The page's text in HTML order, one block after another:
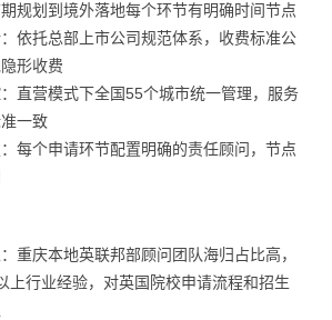
规划到境外落地每个环节有明确时间节点
依托总部上市公司规范体系，收费标准公
形收费
直营模式下全国55个城市统一管理，服务
一致
每个申请环节配置明确的责任顾问，节点
重庆本地英联邦部顾问团队海归占比高，
上行业经验，对英国院校申请流程和招生